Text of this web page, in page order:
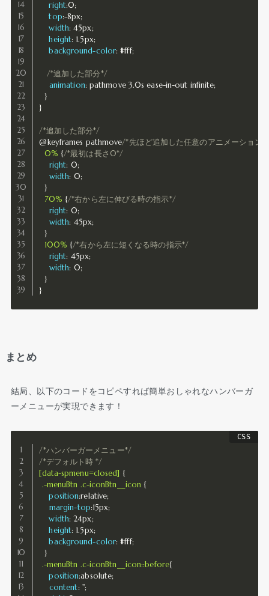
right:0;
top:-8px;
width: 45px;
height: 1.5px;
background-color: #fff;
/*追加した部分*/
animation: pathmove 3.0s ease-in-out infinite;
}
}
/*追加した部分*/
@keyframes pathmove/*先ほど追加した任意のアニメーション
0% {/*最初は長さ0*/
right: 0;
width: 0;
}
70% {/*右から左に伸びる時の指示*/
right: 0;
width: 45px;
}
100% {/*右から左に短くなる時の指示*/
right: 45px;
width: 0;
}
}
まとめ
結局、以下のコードをコピペすれば簡単おしゃれなハンバーガ
ーメニューが実現できます！
/*ハンバーガーメニュー*/
/*デフォルト時 */
[data-spmenu=closed] {
.-menuBtn .c-iconBtn__icon {
position:relative;
margin-top:15px;
width: 24px;
height: 1.5px;
background-color: #fff;
}
.-menuBtn .c-iconBtn__icon::before{
position:absolute;
content: '';